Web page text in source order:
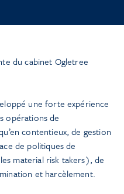
du cabinet Ogletree
une forte expérience
opérations de
contentieux, de gestion
de politiques de
material risk takers), de
et harcèlement.